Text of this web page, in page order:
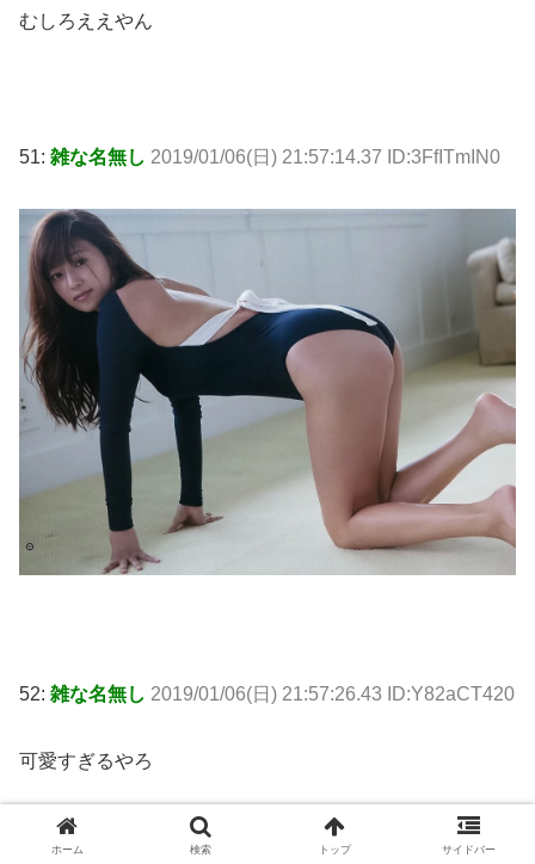
むしろええやん
51: 雑な名無し 2019/01/06(日) 21:57:14.37 ID:3FfITmIN0
52: 雑な名無し 2019/01/06(日) 21:57:26.43 ID:Y82aCT420
可愛すぎるやろ
ホーム 検索 トップ サイドバー